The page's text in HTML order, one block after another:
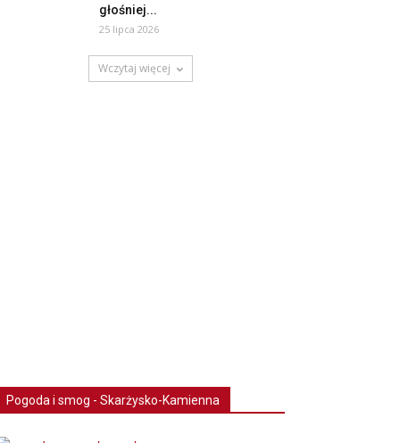
głośniej...
25 lipca 2026
Wczytaj więcej
Pogoda i smog - Skarżysko-Kamienna